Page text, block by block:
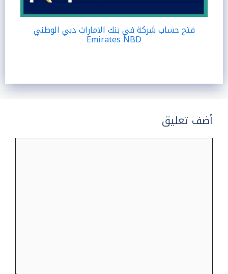
فتح حساب شركة في بنك الامارات دبي الوطني
Emirates NBD
أضف تعليق